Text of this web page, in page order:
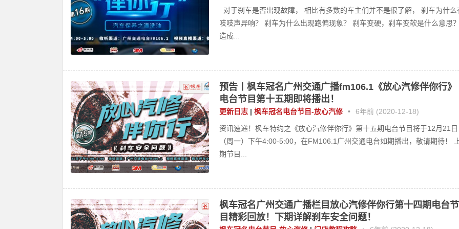
对于刹车是否出现故障， 相比有多数的车主们并不是很了解， 刹车为什么
吱吱声异响？ 刹车为什么出现跑偏现象？ 刹车变硬，刹车变软是什么意思？
造成...
预告丨枫车冠名广州交通广播fm106.1《放心汽修伴你行》
电台节目第十五期即将播出！
更新日志 | 枫车冠名电台节目-放心汽修 • 6年前 (2020-12-18)
资讯速递！枫车特约之《放心汽修伴你行》第十五期电台节目将于12月21日
（周一）下午4:00-5:00，在FM106.1广州交通电台如期播出，敬请期待！
期节目...
枫车冠名广州交通广播栏目放心汽修伴你行第十四期电台节
目精彩回放！下期详解刹车安全问题！